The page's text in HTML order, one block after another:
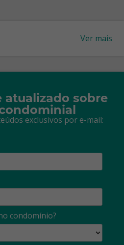
Ver mais
atualizado sobre
exclusivos por e-mail:
condomínio?